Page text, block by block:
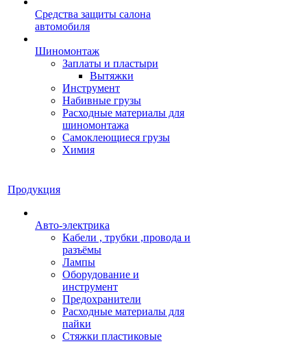
Средства защиты салона
автомобиля
Шиномонтаж
Заплаты и пластыри
Вытяжки
Инструмент
Набивные грузы
Расходные материалы для
шиномонтажа
Самоклеющиеся грузы
Химия
Продукция
Авто-электрика
Кабели , трубки ,провода и
разъёмы
Лампы
Оборудование и
инструмент
Предохранители
Расходные материалы для
пайки
Стяжки пластиковые